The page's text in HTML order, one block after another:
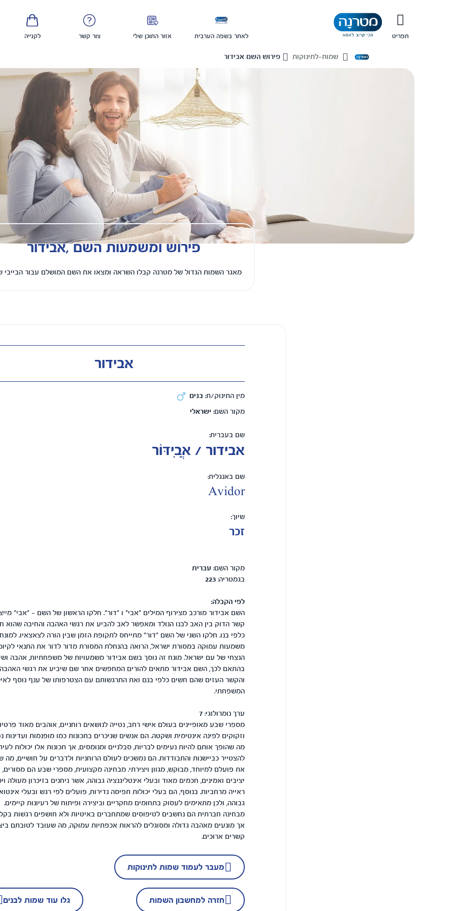
תפריט לאתר בשפה הערבית אזור התוכן שלי צור קשר לקנייה
Home
שמות-לתינוקות פירוש השם אבידור
פירוש ומשמעות השם ,אבידור
מאגר השמות הגדול של מטרנה קבלו השראה ומצאו את השם המושלם עבור הבייבי
אבידור
מין התינוק/ת: בנים
מקור השם: ישראלי
שם בעברית:
אבידור / אֲבִידּוֹר
שם באנגלית:
Avidor
שיוך:
זכר
מקור השם: עברית
בגמטריה: 223
לפי הקבלה:
השם אבידור מורכב מצירוף המילים "אבי" ו "דור". חלקו הראשון של השם - "אבי"
קשר הדוק בין האב לבנו הנולד ומאפשר לאב להביע את רגשי האהבה והחיבה שהוא
כלפי בנו. חלקו השני של השם "דור" מתייחס לתקופת הזמן שבין הורה לצאצאיו.
משמעות עמוקה במסורת ישראל, הרואה בהנחלת המסורת מדור לדור את התנאי
הנצחי של עם ישראל. מונח זה נוסך בשם אבידור משמעויות של משפחתיות, אהבה
בהתאם לכך, השם אבידור מתאים להורים המחפשים אחר שם שיביע את רגשי האהבה
והקשר העזים שהם חשים כלפי בנם ואת התרגשותם עם הצטרפותו של ענף נוסף
המשפחתי.
ערך נומרולוגי: 7
מספרי שבע מאופיינים בעולם אישי רחב, נטייה לנושאים רוחניים, אוהבים מאוד
וזקוקים לפינה אינטימית ושקטה. הם אנשים שניכרים בתכונות כמו מופנמות ועדינות
מה שהופך אותם להיות נעימים לבריות, סבלניים ומנומסים, אך תכונות אלו יכולות
להצטייר כביישנות והתבודדות. הם נמשכים לעולם הרוחניות ולדברים על חושיים, מה
את פועלם למיוחד, מבוקש, מגוון ויצירתי. מבחינה מקצועית, מספרי שבע הם מסורים,
יציבים ואמינים, חכמים מאוד ובעלי אינטליגנציה גבוהה, אשר ניחנים בזיכרון מעולה
ראייה מרחביות. בנוסף, הם בעלי יכולות תפיסה נדירות, פועלים לפי רגש ובעלי
גבוהה, ולכן מתאימים לעסוק בתחומים מחקריים וביצירה ופיתוח של רעיונות קיימים.
מבחינה חברתית הם נחשבים לטיפוסים שמתחברים באיטיות ולא חושפים רגשות
אך מונעים מאהבה גדולה ומסוגלים להראות אכפתיות עמוקה, מה שעובד לטובתם
קשרים ארוכים.
מעבר לעמוד שמות לתינוקות
חזרה למחשבון השמות גלו עוד שמות לבנים